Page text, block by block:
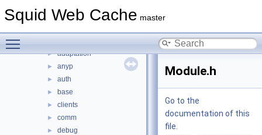
Squid Web Cache master
► scripts
► adaptation
► anyp
► auth
► base
► clients
► comm
► debug
Module.h
Go to the
documentation of this
file.